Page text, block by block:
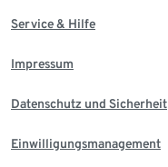
Service & Hilfe
Impressum
Datenschutz und Sicherheit
Einwilligungsmanagement